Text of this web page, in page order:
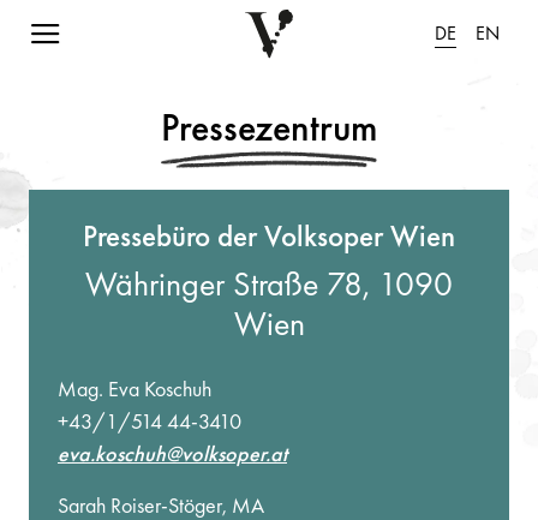
Navigation einblenden DE EN
Pressezentrum
Pressebüro der Volksoper Wien
Währinger Straße 78, 1090
Wien
Mag. Eva Koschuh
+43/1/514 44-3410
eva.koschuh@volksoper.at
Sarah Roiser-Stöger, MA